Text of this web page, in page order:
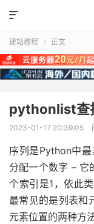

建站教程  正文
pythonlist查
2023-01-17 20:39:05
序列是Python中
分配一个数字 – 它
个索引是1，依此
最常见的是列表和
元素位置的两种方